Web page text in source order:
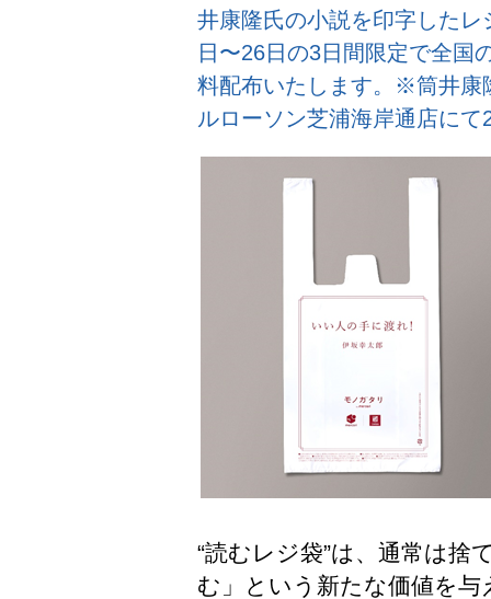
井康隆氏の小説を印字したレ
日〜26日の3日間限定で全
料配布いたします。※筒井康
ルローソン芝浦海岸通店に
“読むレジ袋”は、通常は捨
む」という新たな価値を